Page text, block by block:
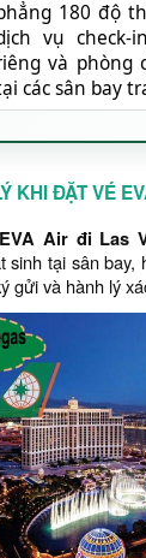
180 độ
vụ
và phòng
các sân bay
KHI ĐẶT VÉ
Air đi Las
sinh tại sân bay,
gửi và hành lý